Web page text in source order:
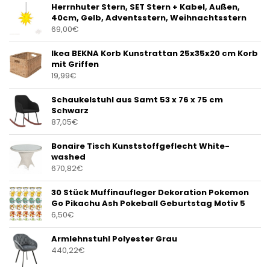
Herrnhuter Stern, SET Stern + Kabel, Außen,
40cm, Gelb, Adventsstern, Weihnachtsstern
69,00€
Ikea BEKNA Korb Kunstrattan 25x35x20 cm Korb
mit Griffen
19,99€
Schaukelstuhl aus Samt 53 x 76 x 75 cm
Schwarz
87,05€
Bonaire Tisch Kunststoffgeflecht White-
washed
670,82€
30 Stück Muffinaufleger Dekoration Pokemon
Go Pikachu Ash Pokeball Geburtstag Motiv 5
6,50€
Armlehnstuhl Polyester Grau
440,22€